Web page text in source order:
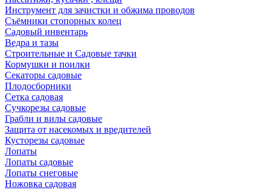
Инструмент для зачистки и обжима проводов
Съёмники стопорных колец
Садовый инвентарь
Ведра и тазы
Строительные и Садовые тачки
Кормушки и поилки
Секаторы садовые
Плодосборники
Сетка садовая
Сучкорезы садовые
Грабли и вилы садовые
Защита от насекомых и вредителей
Кусторезы садовые
Лопаты
Лопаты садовые
Лопаты снеговые
Ножовка садовая